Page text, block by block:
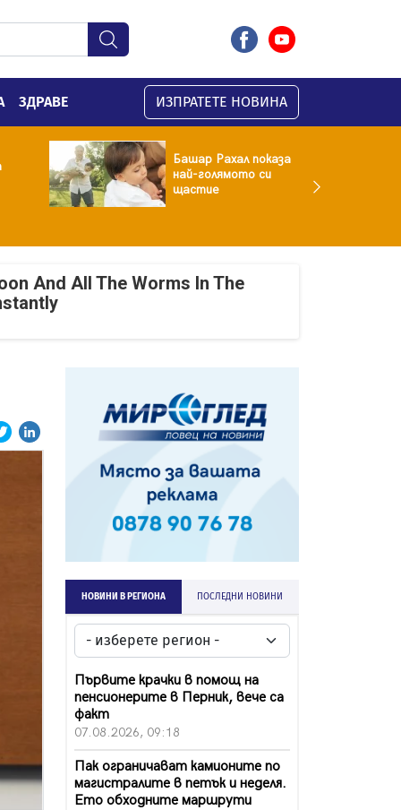
ЗДРАВЕ ИЗПРАТЕТЕ НОВИНА
Башар Рахал показа
най-голямото си
щастие
And All The Worms In The
НОВИНИ В РЕГИОНА ПОСЛЕДНИ НОВИНИ
Първите крачки в помощ на
пенсионерите в Перник, вече са
факт
07.08.2026, 09:18
Пак ограничават камионите по
магистралите в петък и неделя.
Ето обходните маршрути